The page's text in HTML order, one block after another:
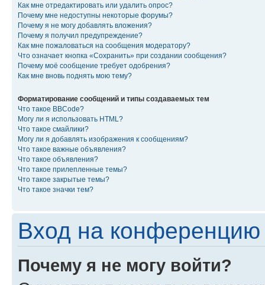
Как мне отредактировать или удалить опрос?
Почему мне недоступны некоторые форумы?
Почему я не могу добавлять вложения?
Почему я получил предупреждение?
Как мне пожаловаться на сообщения модератору?
Что означает кнопка «Сохранить» при создании сообщения?
Почему моё сообщение требует одобрения?
Как мне вновь поднять мою тему?
Форматирование сообщений и типы создаваемых тем
Что такое BBCode?
Могу ли я использовать HTML?
Что такое смайлики?
Могу ли я добавлять изображения к сообщениям?
Что такое важные объявления?
Что такое объявления?
Что такое прилепленные темы?
Что такое закрытые темы?
Что такое значки тем?
Вход на конференцию
Почему я не могу войти?